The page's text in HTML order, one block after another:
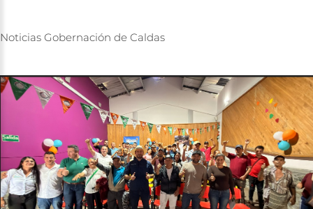
Noticias Gobernación de Caldas